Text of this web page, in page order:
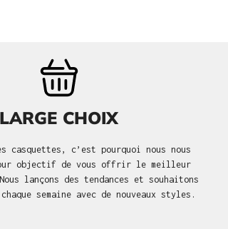
LARGE CHOIX
casquettes, c’est pourquoi nous nous
objectif de vous offrir le meilleur
lançons des tendances et souhaitons
semaine avec de nouveaux styles.